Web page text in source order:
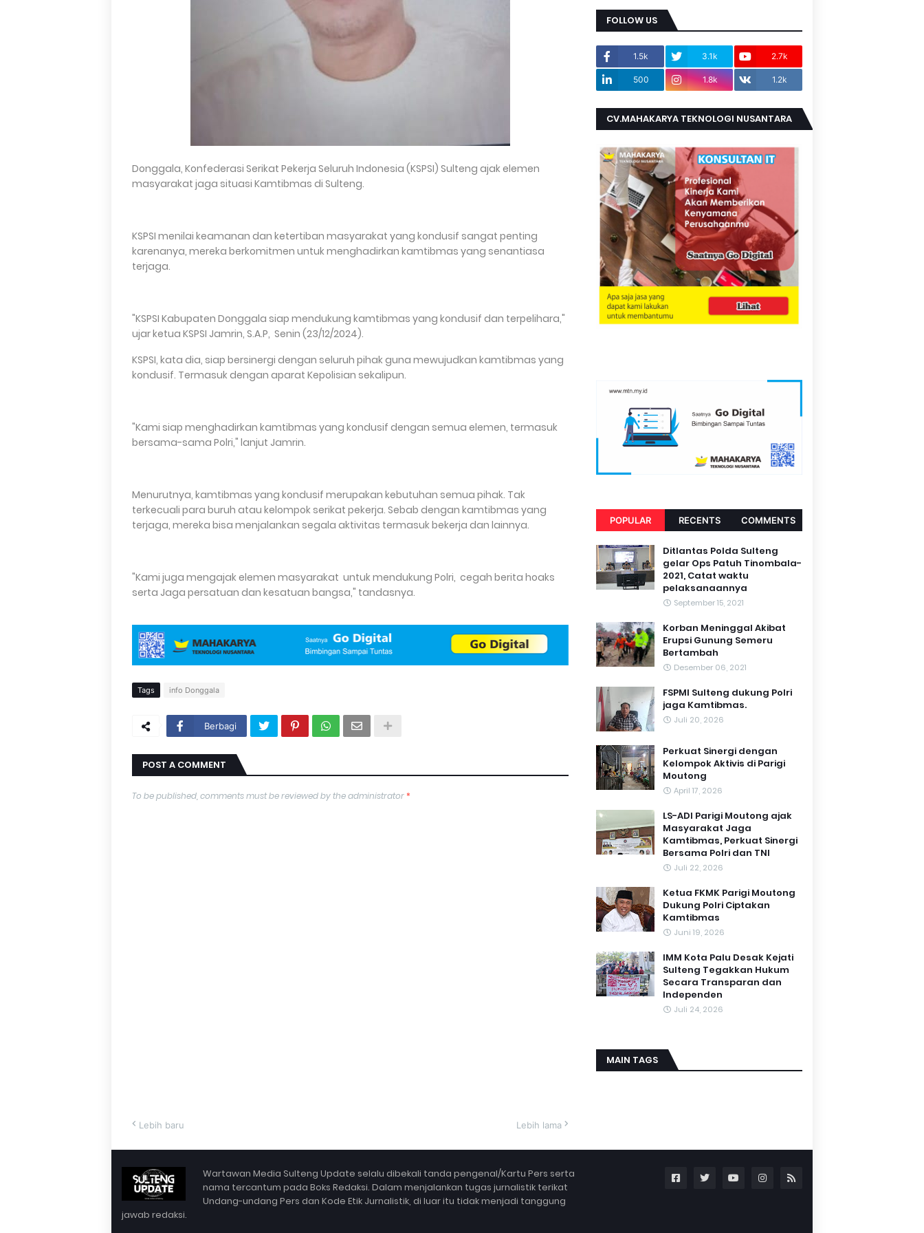
Donggala, Konfederasi Serikat Pekerja Seluruh Indonesia (KSPSI) Sulteng ajak elemen
masyarakat jaga situasi Kamtibmas di Sulteng.
KSPSI menilai keamanan dan ketertiban masyarakat yang kondusif sangat penting
karenanya, mereka berkomitmen untuk menghadirkan kamtibmas yang senantiasa
terjaga.
"KSPSI Kabupaten Donggala siap mendukung kamtibmas yang kondusif dan terpelihara,"
ujar ketua KSPSI Jamrin, S.A.P, Senin (23/12/2024).
KSPSI, kata dia, siap bersinergi dengan seluruh pihak guna mewujudkan kamtibmas yang
kondusif. Termasuk dengan aparat Kepolisian sekalipun.
"Kami siap menghadirkan kamtibmas yang kondusif dengan semua elemen, termasuk
bersama-sama Polri," lanjut Jamrin.
Menurutnya, kamtibmas yang kondusif merupakan kebutuhan semua pihak. Tak
terkecuali para buruh atau kelompok serikat pekerja. Sebab dengan kamtibmas yang
terjaga, mereka bisa menjalankan segala aktivitas termasuk bekerja dan lainnya.
"Kami juga mengajak elemen masyarakat untuk mendukung Polri, cegah berita hoaks
serta Jaga persatuan dan kesatuan bangsa," tandasnya.
Tags info Donggala
Berbagi
POST A COMMENT
To be published, comments must be reviewed by the administrator*
Lebih baru Lebih lama
FOLLOW US
1.5k 3.1k 2.7k
500 1.8k 1.2k
CV.MAHAKARYA TEKNOLOGI NUSANTARA
POPULAR RECENTS COMMENTS
Ditlantas Polda Sulteng
gelar Ops Patuh Tinombala-
2021, Catat waktu
pelaksanaannya
September 15, 2021
Korban Meninggal Akibat
Erupsi Gunung Semeru
Bertambah
Desember 06, 2021
FSPMI Sulteng dukung Polri
jaga Kamtibmas.
Juli 20, 2026
Perkuat Sinergi dengan
Kelompok Aktivis di Parigi
Moutong
April 17, 2026
LS-ADI Parigi Moutong ajak
Masyarakat Jaga
Kamtibmas, Perkuat Sinergi
Bersama Polri dan TNI
Juli 22, 2026
Ketua FKMK Parigi Moutong
Dukung Polri Ciptakan
Kamtibmas
Juni 19, 2026
IMM Kota Palu Desak Kejati
Sulteng Tegakkan Hukum
Secara Transparan dan
Independen
Juli 24, 2026
MAIN TAGS
Wartawan Media Sulteng Update selalu dibekali tanda pengenal/Kartu Pers serta
nama tercantum pada Boks Redaksi. Dalam menjalankan tugas jurnalistik terikat
Undang-undang Pers dan Kode Etik Jurnalistik, di luar itu tidak menjadi tanggung
jawab redaksi.